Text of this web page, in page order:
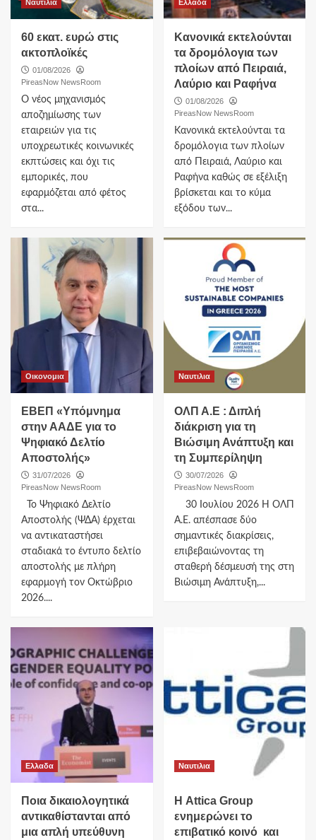
Ναυτιλια
60 εκατ. ευρώ στις
ακτοπλοϊκές
01/08/2026
PireasNow NewsRoom
Ο νέος μηχανισμός
αποζημίωσης των
εταιρειών για τις
υποχρεωτικές κοινωνικές
εκπτώσεις και όχι τις
εμπορικές, που
εφαρμόζεται από φέτος
στα...
Ελλαδα
Κανονικά εκτελούνται
τα δρομόλογια των
πλοίων από Πειραιά,
Λαύριο και Ραφήνα
01/08/2026
PireasNow NewsRoom
Κανονικά εκτελούνται τα
δρομόλογια των πλοίων
από Πειραιά, Λαύριο και
Ραφήνα καθώς σε εξέλιξη
βρίσκεται και το κύμα
εξόδου των...
Οικονομια
ΕΒΕΠ «Υπόμνημα
στην ΑΑΔΕ για το
Ψηφιακό Δελτίο
Αποστολής»
31/07/2026
PireasNow NewsRoom
Το Ψηφιακό Δελτίο
Αποστολής (ΨΔΑ) έρχεται
να αντικαταστήσει
σταδιακά το έντυπο δελτίο
αποστολής με πλήρη
εφαρμογή τον Οκτώβριο
2026....
Ναυτιλια
ΟΛΠ Α.Ε : Διπλή
διάκριση για τη
Βιώσιμη Ανάπτυξη και
τη Συμπερίληψη
30/07/2026
PireasNow NewsRoom
30 Ιουλίου 2026 Η ΟΛΠ
Α.Ε. απέσπασε δύο
σημαντικές διακρίσεις,
επιβεβαιώνοντας τη
σταθερή δέσμευσή της στη
Βιώσιμη Ανάπτυξη,...
Ελλαδα
Ποια δικαιολογητικά
αντικαθίστανται από
μια απλή υπεύθυνη
Ναυτιλια
Η Attica Group ​
ενημερώνει το
επιβατικό κοινό ​ και